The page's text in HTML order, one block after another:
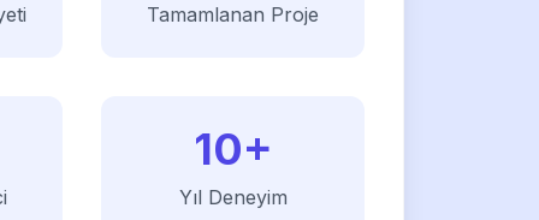
Tamamlanan Proje
10+
Yıl Deneyim